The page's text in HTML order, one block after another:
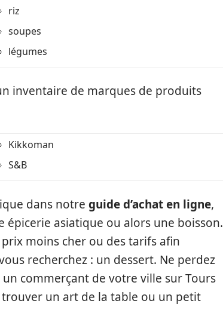
riz
soupes
légumes
inventaire de marques de produits
Kikkoman
S&B
dans notre guide d’achat en ligne,
asiatique ou alors une boisson.
moins cher ou des tarifs afin
recherchez : un dessert. Ne perdez
commerçant de votre ville sur Tours
un art de la table ou un petit